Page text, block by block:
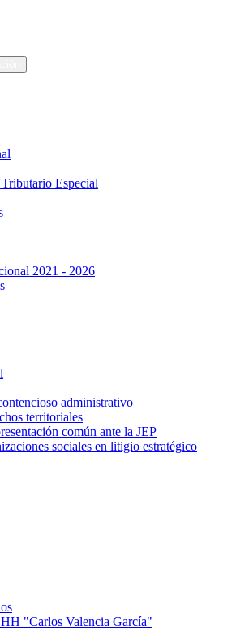
Especial
2021 - 2026
administrativo
territoriales
común ante la JEP
sociales en litigio estratégico
"Carlos Valencia García"